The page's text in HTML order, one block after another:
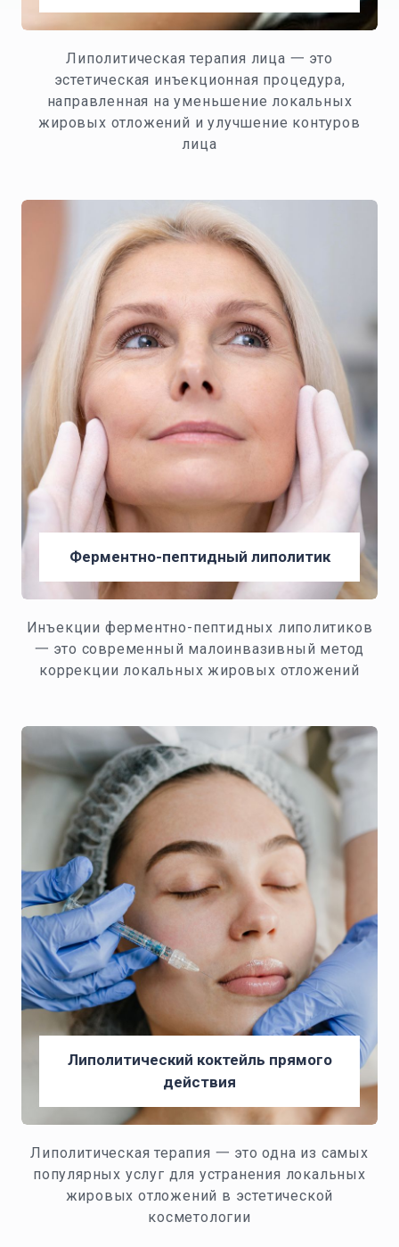
Липолитическая терапия лица 一 это
эстетическая инъекционная процедура,
направленная на уменьшение локальных
жировых отложений и улучшение контуров
лица
Ферментно-пептидный липолитик
Инъекции ферментно-пептидных липолитиков
一 это современный малоинвазивный метод
коррекции локальных жировых отложений
Липолитический коктейль прямого
действия
Липолитическая терапия 一 это одна из самых
популярных услуг для устранения локальных
жировых отложений в эстетической
косметологии